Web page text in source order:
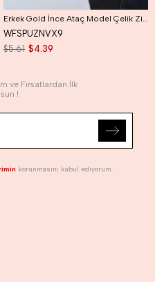
WFSPUZNVX9
$4.39
$5.61
ve Fırsatlardan İlk
!
korunmasını kabul ediyorum.